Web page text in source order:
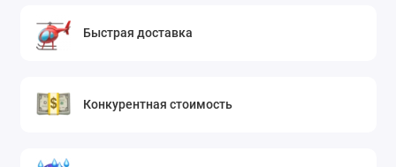
Быстрая доставка
Конкурентная стоимость